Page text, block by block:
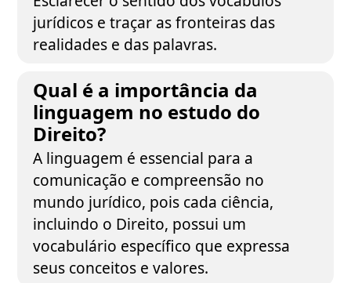
jurídicos e traçar as fronteiras das
realidades e das palavras.
Qual é a importância da
linguagem no estudo do
Direito?
A linguagem é essencial para a
comunicação e compreensão no
mundo jurídico, pois cada ciência,
incluindo o Direito, possui um
vocabulário específico que expressa
seus conceitos e valores.